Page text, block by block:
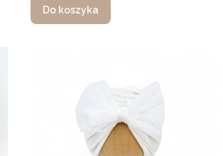
Do koszyka